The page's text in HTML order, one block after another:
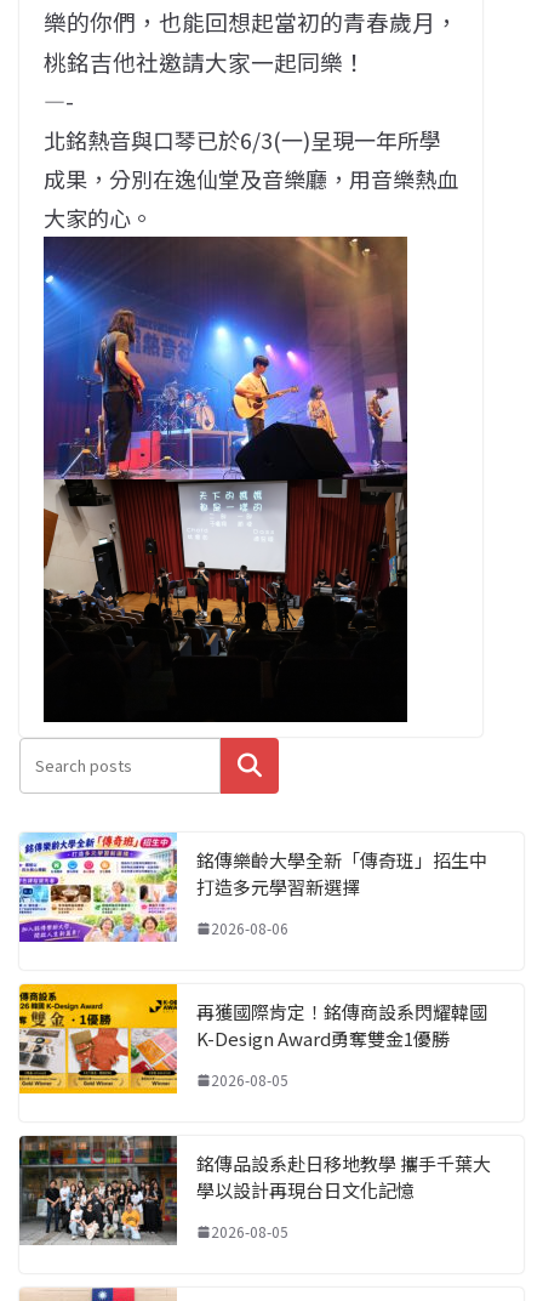
樂的你們，也能回想起當初的青春歲月，
桃銘吉他社邀請大家一起同樂！
—-
北銘熱音與口琴已於6/3(一)呈現一年所學
成果，分別在逸仙堂及音樂廳，用音樂熱血
大家的心。
搜尋
銘傳樂齡大學全新「傳奇班」招生中
打造多元學習新選擇
2026-08-06
再獲國際肯定！銘傳商設系閃耀韓國
K-Design Award勇奪雙金1優勝
2026-08-05
銘傳品設系赴日移地教學 攜手千葉大
學以設計再現台日文化記憶
2026-08-05